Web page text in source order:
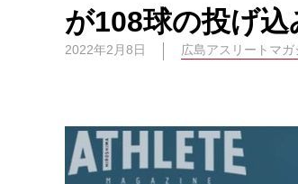
が108球の投げ込
2022年2月8日 広島アスリートマガ